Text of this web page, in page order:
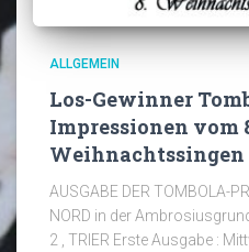
ALLGEMEIN
Los-Gewinner
Impressionen vom
Weihnachtssingen
AUSGABE DER TOMBOLA-
NORD in der
2 , TRIER Erste Ausgabe :